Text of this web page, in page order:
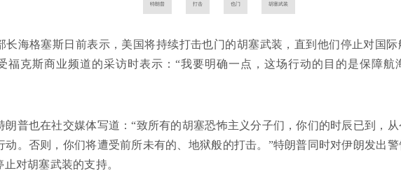
特朗普 打击 也门 胡塞武装
长海格塞斯日前表示，美国将持续打击也门的胡塞武装，直到他们停止对国
福克斯商业频道的采访时表示：“我要明确一点，这场行动的目的是保障航
朗普也在社交媒体写道：“致所有的胡塞恐怖主义分子们，你们的时辰已到，
动。否则，你们将遭受前所未有的、地狱般的打击。”特朗普同时对伊朗发出
止对胡塞武装的支持。